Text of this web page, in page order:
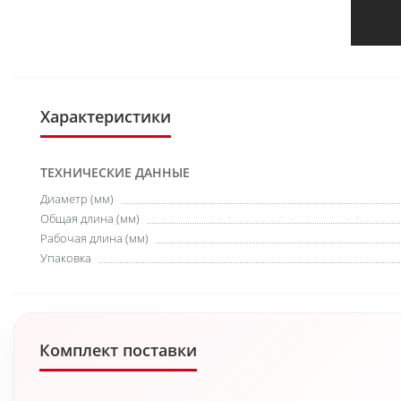
Характеристики
ТЕХНИЧЕСКИЕ ДАННЫЕ
Диаметр (мм)
Общая длина (мм)
Рабочая длина (мм)
Упаковка
Комплект поставки